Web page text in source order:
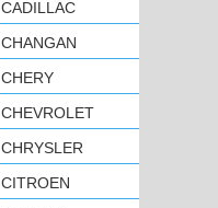
CADILLAC
CHANGAN
CHERY
CHEVROLET
CHRYSLER
CITROEN